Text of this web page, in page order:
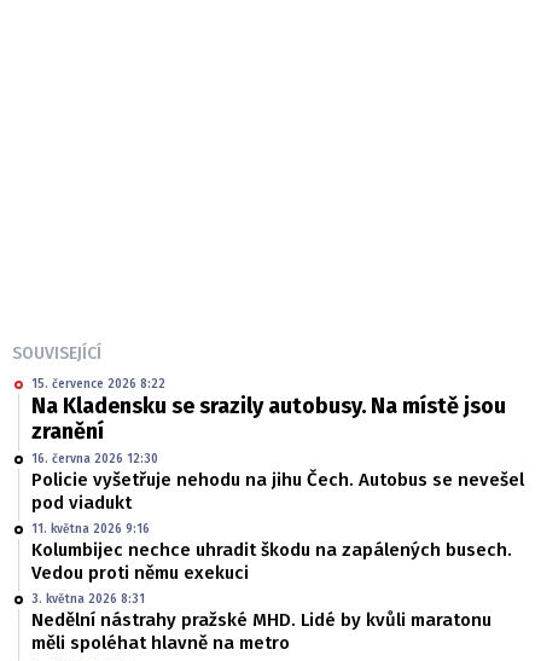
SOUVISEJÍCÍ
15. července 2026 8:22
Na Kladensku se srazily autobusy. Na místě jsou
zranění
16. června 2026 12:30
Policie vyšetřuje nehodu na jihu Čech. Autobus se nevešel
pod viadukt
11. května 2026 9:16
Kolumbijec nechce uhradit škodu na zapálených busech.
Vedou proti němu exekuci
3. května 2026 8:31
Nedělní nástrahy pražské MHD. Lidé by kvůli maratonu
měli spoléhat hlavně na metro